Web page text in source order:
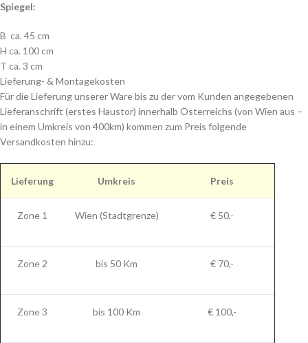
Spiegel:
B ca. 45 cm
H ca. 100 cm
T ca. 3 cm
Lieferung- & Montagekosten
Für die Lieferung unserer Ware bis zu der vom Kunden angegebenen
Lieferanschrift (erstes Haustor) innerhalb Österreichs (von Wien aus –
in einem Umkreis von 400km) kommen zum Preis folgende
Versandkosten hinzu:
Lieferung Umkreis Preis
Zone 1 Wien (Stadtgrenze) € 50,-
Zone 2 bis 50 Km € 70,-
Zone 3 bis 100 Km € 100,-